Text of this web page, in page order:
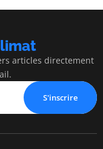
articles directement
S'inscrire